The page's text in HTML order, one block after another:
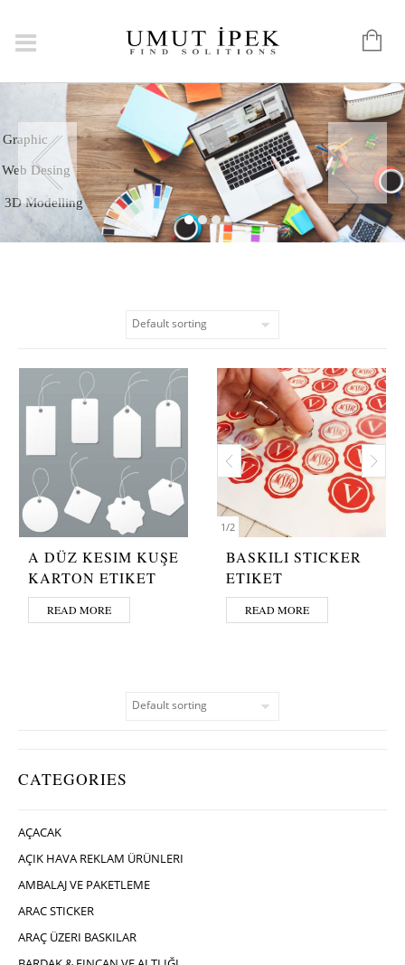
3D Modelling
Graphic
Web Desing
CATEGORIES
AÇACAK
AÇIK HAVA REKLAM ÜRÜNLERI
AMBALAJ VE PAKETLEME
ARAC STICKER
ARAÇ ÜZERI BASKILAR
A DÜZ KESIM KUŞE
KARTON ETIKET
READ MORE
1/2
BASKILI STICKER
ETIKET
READ MORE